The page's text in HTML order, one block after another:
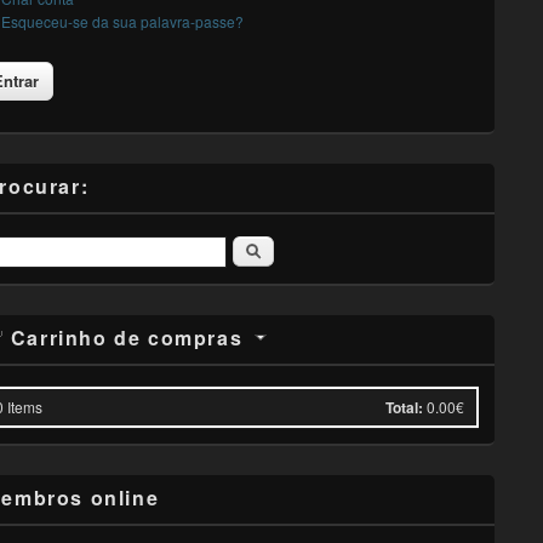
Esqueceu-se da sua palavra-passe?
Pesquisar
Carrinho de compras
Items Total: 0.00€
online